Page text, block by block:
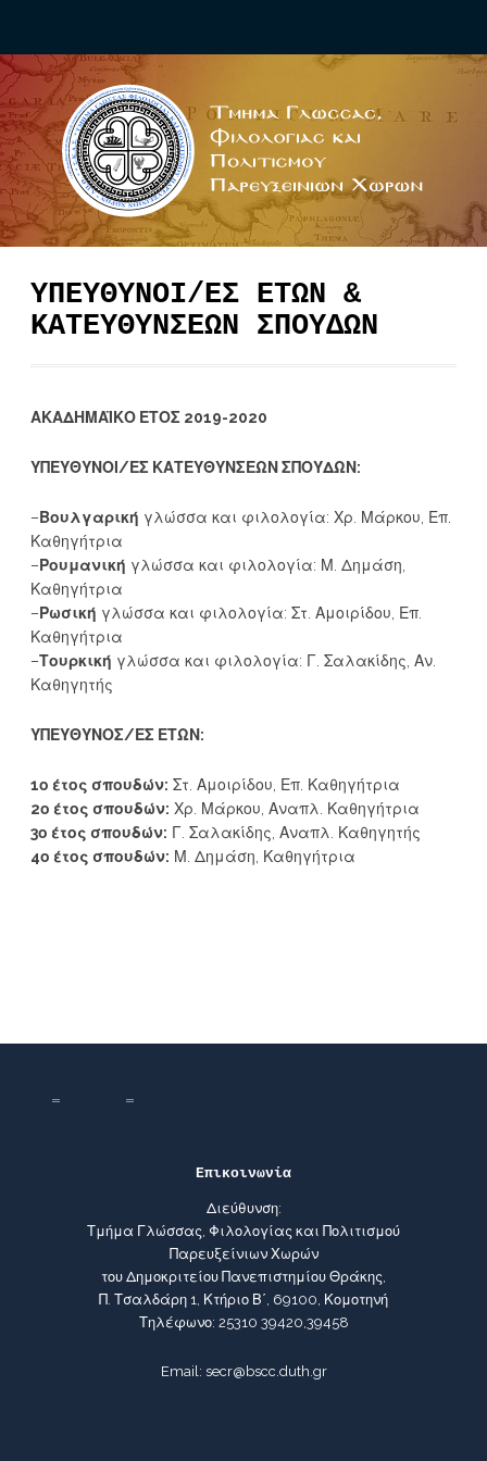
ΥΠΕΥΘΥΝΟΙ/ΕΣ ΕΤΩΝ &
ΚΑΤΕΥΘΥΝΣΕΩΝ ΣΠΟΥΔΩΝ
ΑΚΑΔΗΜΑΪΚΟ ΕΤΟΣ 2019-2020
ΥΠΕΥΘΥΝΟΙ/ΕΣ ΚΑΤΕΥΘΥΝΣΕΩΝ ΣΠΟΥΔΩΝ:
– Βουλγαρική γλώσσα και φιλολογία: Χρ. Μάρκου, Επ.
Καθηγήτρια
– Ρουμανική γλώσσα και φιλολογία: Μ. Δημάση,
Καθηγήτρια
– Ρωσική γλώσσα και φιλολογία: Στ. Αμοιρίδου, Επ.
Καθηγήτρια
–Τουρκική γλώσσα και φιλολογία: Γ. Σαλακίδης, Αν.
Καθηγητής
ΥΠΕΥΘΥΝΟΣ/ΕΣ ΕΤΩΝ:
1ο έτος σπουδών: Στ. Αμοιρίδου, Επ. Καθηγήτρια
2ο έτος σπουδών: Χρ. Μάρκου, Αναπλ. Καθηγήτρια
3ο έτος σπουδών: Γ. Σαλακίδης, Αναπλ. Καθηγητής
4ο έτος σπουδών: Μ. Δημάση, Καθηγήτρια
Επικοινωνία
Διεύθυνση:
Τμήμα Γλώσσας, Φιλολογίας και Πολιτισμού
Παρευξείνιων Χωρών
του Δημοκριτείου Πανεπιστημίου Θράκης,
Π. Τσαλδάρη 1, Κτήριο Β΄, 69100, Κομοτηνή
Τηλέφωνο: 25310 39420,39458
Email: secr@bscc.duth.gr